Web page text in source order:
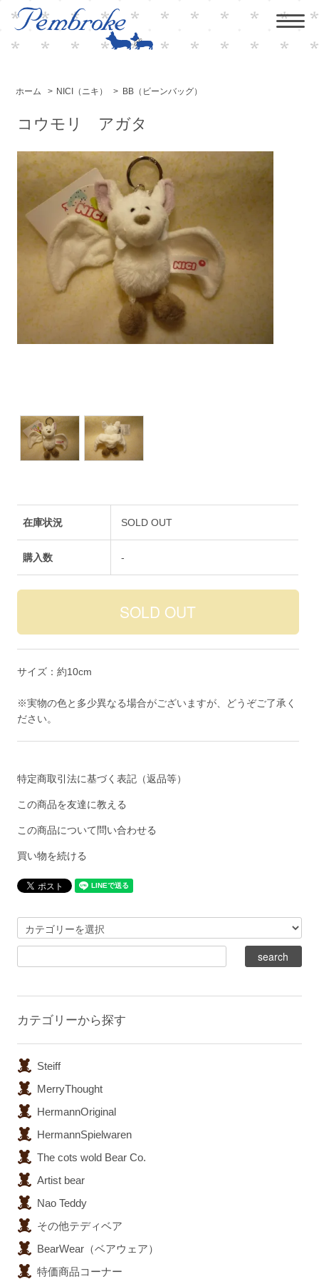
ホーム > NICI（ニキ） > BB（ビーンバッグ）
コウモリ アガタ
在庫状況 SOLD OUT
購入数 -
サイズ：約10cm
※実物の色と多少異なる場合がございますが、どうぞご了承く
ださい。
特定商取引法に基づく表記（返品等）
この商品を友達に教える
この商品について問い合わせる
買い物を続ける
カテゴリーから探す
Steiff
MerryThought
HermannOriginal
HermannSpielwaren
The cots wold Bear Co.
Artist bear
Nao Teddy
その他テディベア
BearWear（ベアウェア）
特価商品コーナー